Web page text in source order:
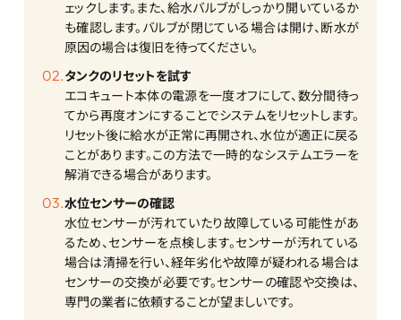
ェックします。また、給水バルブがしっかり開いているか
も確認します。バルブが閉じている場合は開け、断水が
原因の場合は復旧を待ってください。
タンクのリセットを試す
エコキュート本体の電源を一度オフにして、数分間待っ
てから再度オンにすることでシステムをリセットします。
リセット後に給水が正常に再開され、水位が適正に戻る
ことがあります。この方法で一時的なシステムエラーを
解消できる場合があります。
水位センサーの確認
水位センサーが汚れていたり故障している可能性があ
るため、センサーを点検します。センサーが汚れている
場合は清掃を行い、経年劣化や故障が疑われる場合は
センサーの交換が必要です。センサーの確認や交換は、
専門の業者に依頼することが望ましいです。